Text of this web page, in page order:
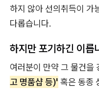
하지 않아 선의취득이 가
다롭습니다.
하지만 포기하긴 이릅
여러분이 만약 그 물건을
고 명품샵 등)' 혹은 동종